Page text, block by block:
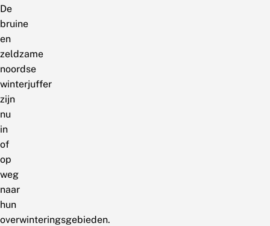
De
bruine
en
zeldzame
noordse
winterjuffer
zijn
nu
in
of
op
weg
naar
hun
overwinteringsgebieden.